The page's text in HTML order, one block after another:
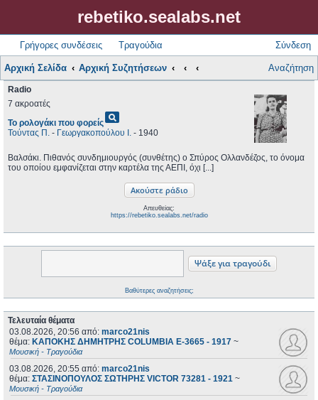
rebetiko.sealabs.net
Γρήγορες συνδέσεις Τραγούδια Σύνδεση
Αρχική Σελίδα Αρχική Συζητήσεων Αναζήτηση
Radio
7 ακροατές
Το ρολογάκι που φορείςpageview
Τούντας Π. - Γεωργακοπούλου Ι. - 1940
Βαλσάκι. Πιθανός συνδημιουργός (συνθέτης) ο Σπύρος Ολλανδέζος, το όνομα
του οποίου εμφανίζεται στην καρτέλα της ΑΕΠΙ, όχι [...]
Απευθείας:
https://rebetiko.sealabs.net/radio
Βαθύτερες αναζητήσεις;
Τελευταία θέματα
03.08.2026, 20:56 από: marco21nis
θέμα: ΚΑΠΟΚΗΣ ΔΗΜΗΤΡΗΣ COLUMBIA E-3665 - 1917 ~
Μουσική - Τραγούδια
03.08.2026, 20:55 από: marco21nis
θέμα: ΣΤΑΣΙΝΟΠΟΥΛΟΣ ΣΩΤΗΡΗΣ VICTOR 73281 - 1921 ~
Μουσική - Τραγούδια